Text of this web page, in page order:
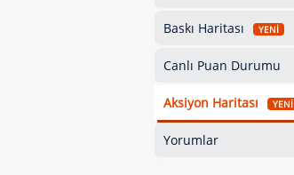
Baskı Haritası YENİ
Canlı Puan Durumu
Aksiyon Haritası YENİ
Yorumlar